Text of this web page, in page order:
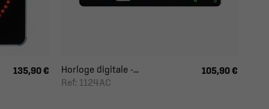
135,90 €
Horloge digitale -...
Ref: 1124AC
105,90 €